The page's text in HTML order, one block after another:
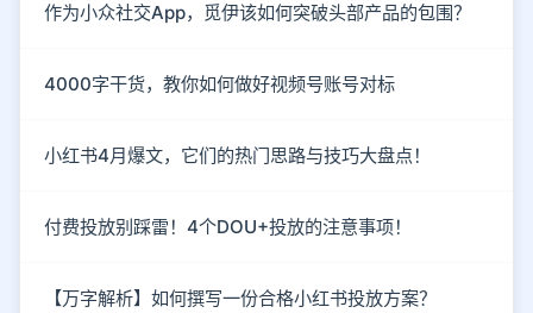
作为小众社交App，觅伊该如何突破头部产品的包围？
4000字干货，教你如何做好视频号账号对标
小红书4月爆文，它们的热门思路与技巧大盘点！
付费投放别踩雷！4个DOU+投放的注意事项！
【万字解析】如何撰写一份合格小红书投放方案？